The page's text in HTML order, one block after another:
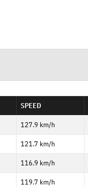
SPEED
127.9 km/h
121.7 km/h
116.9 km/h
119.7 km/h